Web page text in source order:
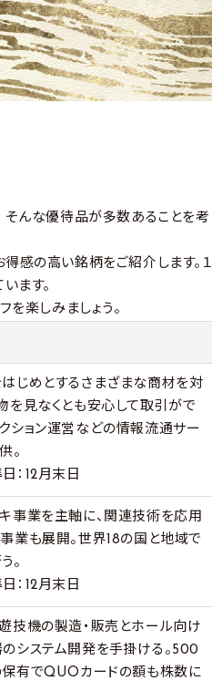
そんな優待品が多数あることを考
感の高い銘柄をご紹介します。１
ます。
を楽しみましょう。
じめとするさまざまな商材を対
を見なくとも安心して取引がで
ション運営などの情報流通サー
。
：12月末日
事業を主軸に、関連技術を応用
業も展開。世界18の国と地域で
。
：12月末日
技機の製造・販売とホール向け
システム開発を手掛ける。500
有でQUOカードの額も株数に